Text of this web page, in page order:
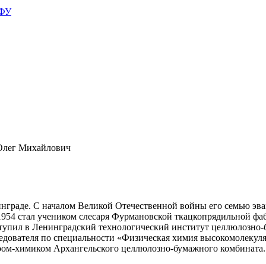
Михайлович
С началом Великой Отечественной войны его семью
стал учеником слесаря Фурмановской ткацкопрядильной
в Ленинградский технологический институт
по специальности «Физическая химия
химиком Архангельского целлюлозно-бумажного комбината.